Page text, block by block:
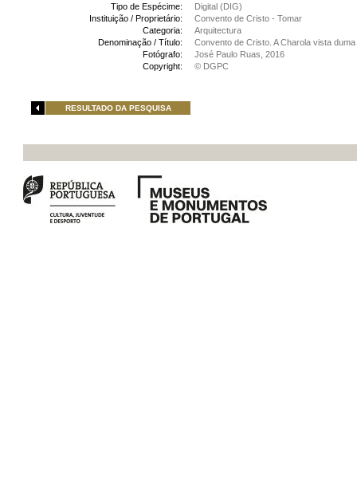
Tipo de Espécime:
Digital (DIG)
Instituição / Proprietário:
Convento de Cristo - Tomar
Categoria:
Arquitectura
Denominação / Título:
Convento de Cristo. A Charola vista
Fotógrafo:
José Paulo Ruas, 2016
Copyright:
© DGPC
RESULTADO DA PESQUISA